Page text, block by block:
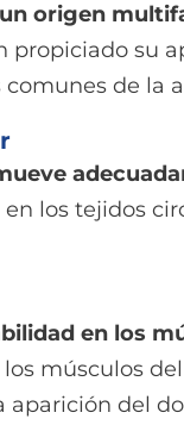
origen
propiciado su
comunes de la
los tejidos
en los
músculos
aparición del